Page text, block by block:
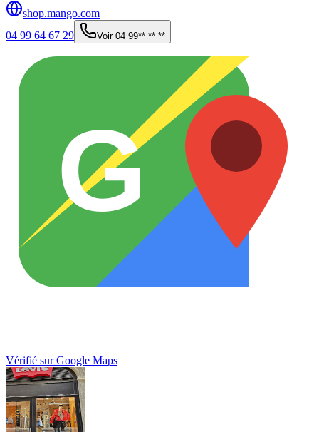
shop.mango.com
04 99 64 67 29
Voir 04 99** ** **
G
Vérifié sur Google Maps